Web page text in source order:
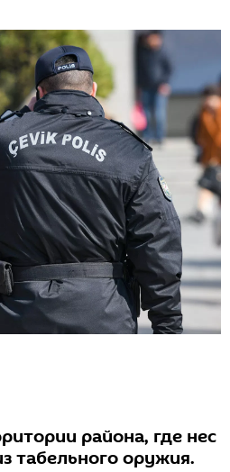
района, где нес
табельного оружия.